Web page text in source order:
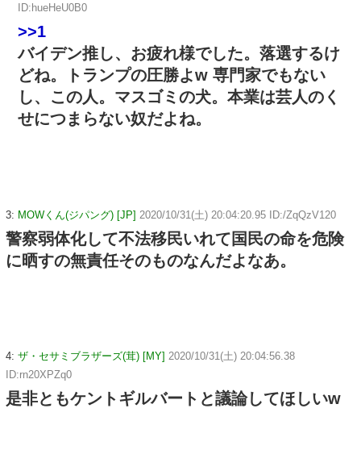
ID:hueHeU0B0
>>1
バイデン推し、お疲れ様でした。落選するけ
どね。トランプの圧勝よw 専門家でもない
し、この人。マスゴミの犬。本業は芸人のく
せにつまらない奴だよね。
3: MOWくん(ジパング) [JP] 2020/10/31(土) 20:04:20.95 ID:/ZqQzV120
警察弱体化して不法移民いれて国民の命を危険
に晒すの無責任そのものなんだよなあ。
4: ザ・セサミブラザーズ(茸) [MY] 2020/10/31(土) 20:04:56.38
ID:rn20XPZq0
是非ともケントギルバートと議論してほしいw